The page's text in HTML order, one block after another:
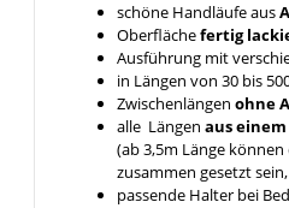
schöne Handläufe aus
Oberflächefertig
Ausführung mit
in Längen von 30 bis
Zwischenlängen ohne
alle Längen aus
(ab 3,5m Länge
zusammen gesetzt
passende Halter bei